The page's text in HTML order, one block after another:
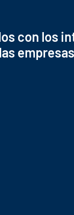
con los